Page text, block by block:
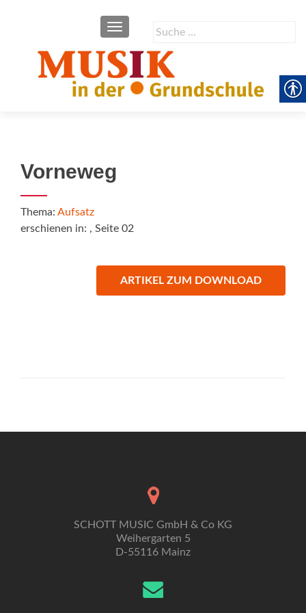
Suche
SCHALTE NAVIGATION
Vorneweg
Thema: Aufsatz
erschienen in: , Seite 02
ARTIKEL ZUM DOWNLOAD
SCHOTT MUSIC GmbH & Co KG
Weihergarten 5
D-55116 Mainz